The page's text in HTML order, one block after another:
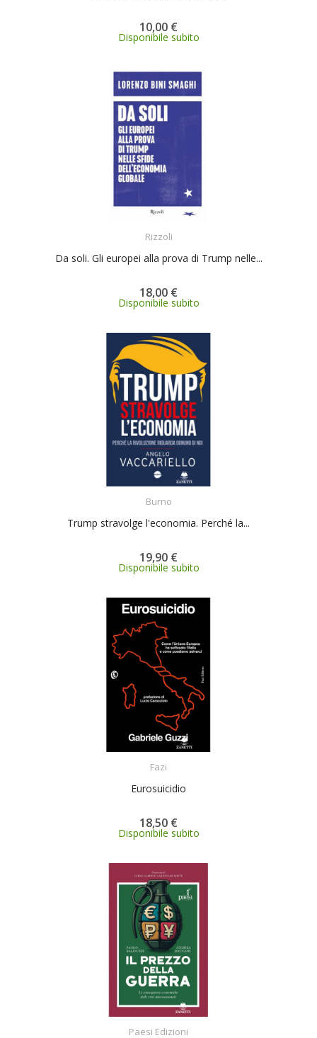
10,00 €
Disponibile subito
Rizzoli
Da soli. Gli europei alla prova di Trump nelle...
18,00 €
Disponibile subito
Burno
Trump stravolge l'economia. Perché la...
19,90 €
Disponibile subito
Fazi
Eurosuicidio
18,50 €
Disponibile subito
Paesi Edizioni